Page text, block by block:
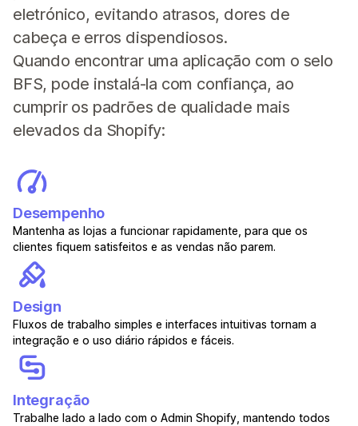
eletrónico, evitando atrasos, dores de
cabeça e erros dispendiosos.
Quando encontrar uma aplicação com o selo
BFS, pode instalá-la com confiança, ao
cumprir os padrões de qualidade mais
elevados da Shopify:
Desempenho
Mantenha as lojas a funcionar rapidamente, para que os
clientes fiquem satisfeitos e as vendas não parem.
Design
Fluxos de trabalho simples e interfaces intuitivas tornam a
integração e o uso diário rápidos e fáceis.
Integração
Trabalhe lado a lado com o Admin Shopify, mantendo todos